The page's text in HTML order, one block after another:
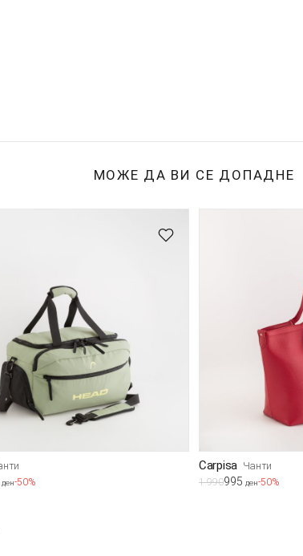
МОЖЕ ДА ВИ СЕ ДОПАДНЕ
ден-50%
Carpisa Чанти
1.990995 ден-50%